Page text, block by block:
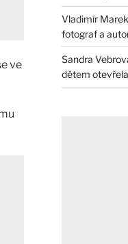
ve
Vladimír
fotograf a
Sandra
dětem